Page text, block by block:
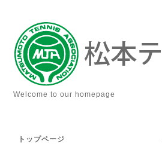
Welcome to our homepage
トップページ